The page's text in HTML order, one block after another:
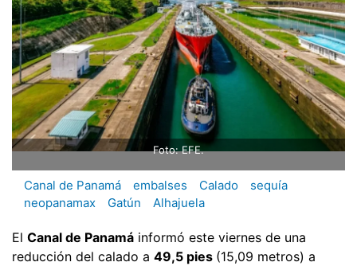
Foto: EFE.
Canal de Panamá embalses Calado
sequía
neopanamax
Gatún Alhajuela
El Canal de Panamá informó este viernes de una
reducción del calado a 49,5 pies (15,09 metros) a